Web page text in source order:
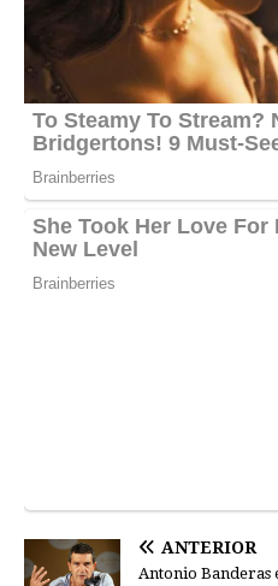
ANTERIOR
Antonio Banderas